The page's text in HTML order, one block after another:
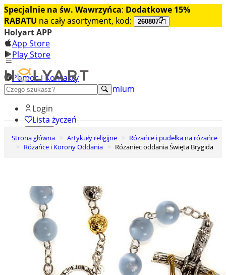
Specjalnie na św. Wawrzyńca: Dodatkowe 15%
RABATU na cały asortyment, kod: 260807
Holyart APP
App Store
Play Store
Pomoc i Kontakty
+48 222 922 860
Odkryj premium
Login
Lista życzeń
0
Koszyk
Strona główna Artykuły religijne
Różańce i pudełka na różańce
Różańce i Korony Oddania
Różaniec oddania Święta Brygida